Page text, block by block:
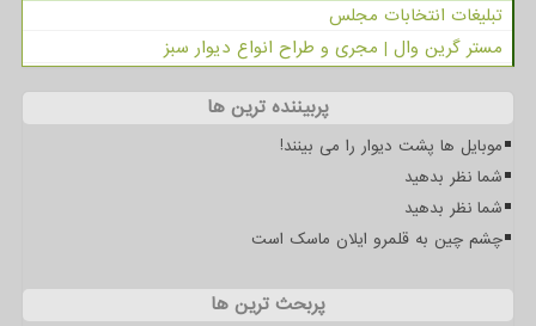
تبلیغات انتخابات مجلس
مستر گرین وال | مجری و طراح انواع دیوار سبز
پربیننده ترین ها
موبایل ها پشت دیوار را می بینند!
شما نظر بدهید
شما نظر بدهید
چشم چین به قلمرو ایلان ماسک است
پربحث ترین ها